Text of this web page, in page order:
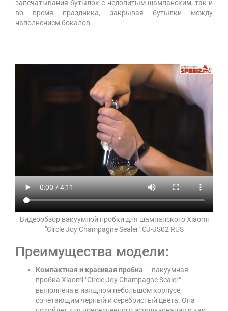
запечатывания бутылок с недопитым шампанским, так и
во время праздника, закрывая бутылки между
наполнением бокалов.
Видеообзор вакуумной пробки для шампанского Xiaomi
"Circle Joy Champagne Sealer" CJ-JS02 RUS
Преимущества модели:
Компактная и красивая пробка — вакуумная
пробка Xiaomi "Circle Joy Champagne Sealer"
выполнена в изящном небольшом корпусе,
сочетающим черный и серебристый цвета. Она